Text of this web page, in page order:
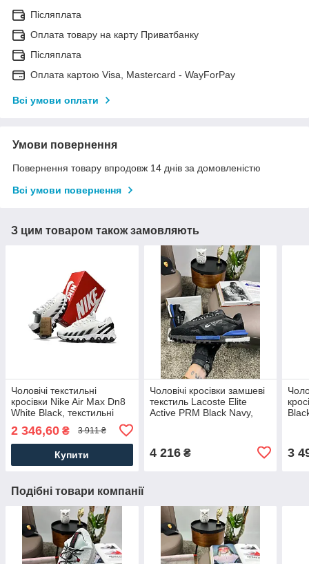
Післяплата
Оплата товару на карту Приватбанку
Післяплата
Оплата картою Visa, Mastercard - WayForPay
Всі умови оплати
Умови повернення
Повернення товару впродовж 14 днів за домовленістю
Всі умови повернення
З цим товаром також замовляють
Чоловічі текстильні
кросівки Nike Air Max Dn8
White Black, текстильні
кеди Найк білі. Чоловіче
взуття
2 346,60 ₴ 3 911 ₴
Купити
Чоловічі кросівки замшеві
текстиль Lacoste Elite
Active PRM Black Navy,
4 216₴ 3
Подібні товари компанії